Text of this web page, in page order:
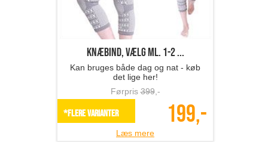
Knæbind, vælg ml. 1-2 ...
Kan bruges både dag og nat - køb
det lige her!
Førpris399,-
*Flere varianter 199,-
Læs mere